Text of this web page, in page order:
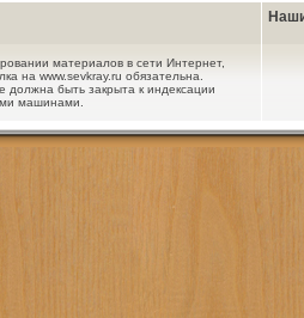
материалов в сети Интернет,
на www.sevkray.ru обязательна.
должна быть закрыта к индексации
машинами.